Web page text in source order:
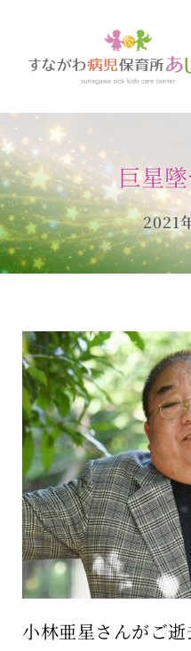
content
HOME
お知らせ
ご予約について
当日の過ごし方
保育所のご案内
ボヤキ100%
巨星
2021
小林亜星さんがご逝